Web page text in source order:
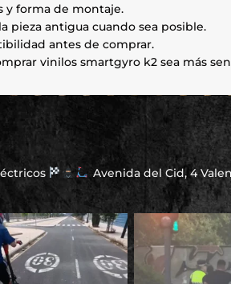
y forma de montaje.
pieza antigua cuando sea posible.
antes de comprar.
vinilos smartgyro k2 sea más
Avenida del Cid, 4